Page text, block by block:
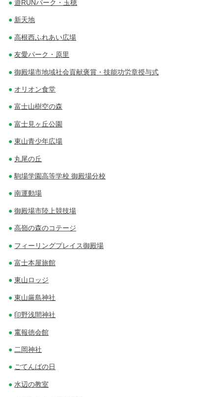
遊RUNパーク・玉穂
新天地
高根西ふれあい広場
友愛パーク・原里
御殿場市地域社会貢献褒賞・技能功労章授与式
オリオン食堂
富士山樹空の森
富士見ヶ丘公園
東山青少年広場
丸尾の丘
駒場学園高等学校 御殿場分校
南運動場
御殿場市陸上競技場
高嶺の森のコテージ
フィーリングプレイス御殿場
富士本屋旅館
東山ロッジ
東山厳島神社
印野浅間神社
竃報徳会館
二岡神社
ごてんばの日
水辺の教室